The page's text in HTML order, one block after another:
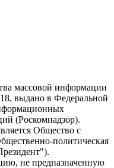
массовой информации
выдано в Федеральной
(Роскомнадзор).
Общество с
политическая
не предназначенную